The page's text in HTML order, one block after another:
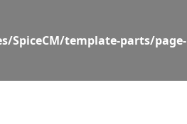
SpiceCM/template-parts/page-